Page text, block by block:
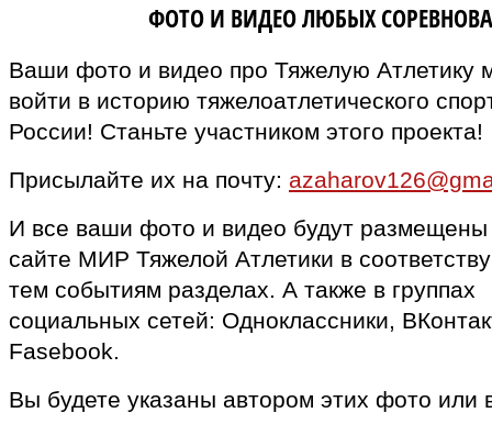
ФОТО И ВИДЕО ЛЮБЫХ
Ваши фото и видео про Тяжелую Атлетику
войти в историю тяжелоатлетического
России! Станьте участником этого проекта!
Присылайте их на почту:
И все ваши фото и видео будут размещены
сайте МИР Тяжелой Атлетики в
тем событиям разделах. А также в группах
социальных сетей: Одноклассники,
Fasebook.
Вы будете указаны автором этих фото или